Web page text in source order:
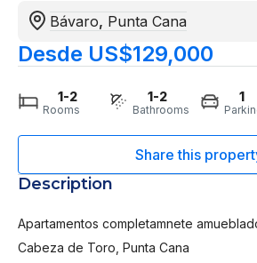
Bávaro, Punta Cana
Desde US$129,000
1-2
Rooms
1-2
Bathrooms
1
Description
Apartamentos completamnete
Cabeza de Toro, Punta Cana